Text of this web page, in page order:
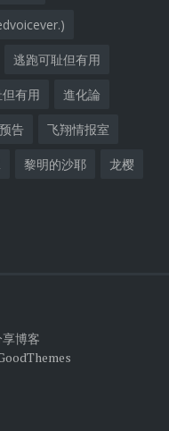
逃跑可耻但有用
有用 進化論
预告 飞翔情报室
黎明的沙耶 龙樱
博客